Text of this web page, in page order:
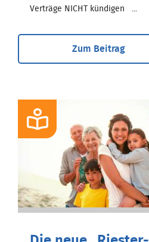
Verträge NICHT kündigen ...
Zum Beitrag